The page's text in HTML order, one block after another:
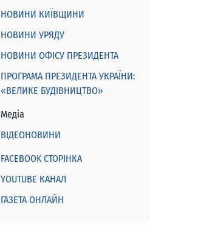
НОВИНИ КИЇВЩИНИ
НОВИНИ УРЯДУ
НОВИНИ ОФІСУ ПРЕЗИДЕНТА
ПРОГРАМА ПРЕЗИДЕНТА УКРАЇНИ:
«ВЕЛИКЕ БУДІВНИЦТВО»
Медіа
ВІДЕОНОВИНИ
FACEBOOK СТОРІНКА
YOUTUBE КАНАЛ
ГАЗЕТА ОНЛАЙН